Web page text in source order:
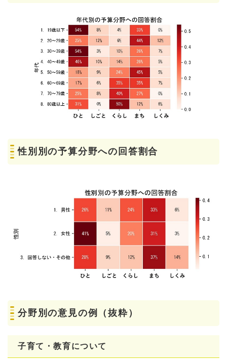
性別別の予算分野への回答割合
分野別の意見の例（抜粋）
子育て・教育について